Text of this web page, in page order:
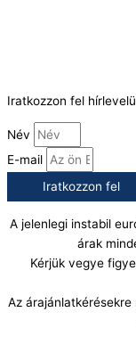
Iratkozzon fel
Név
E-mail
Iratkozzon fel
A jelenlegi instabil
árak
Kérjük vegye
Az